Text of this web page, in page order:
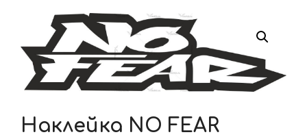
Наклейка NO FEAR